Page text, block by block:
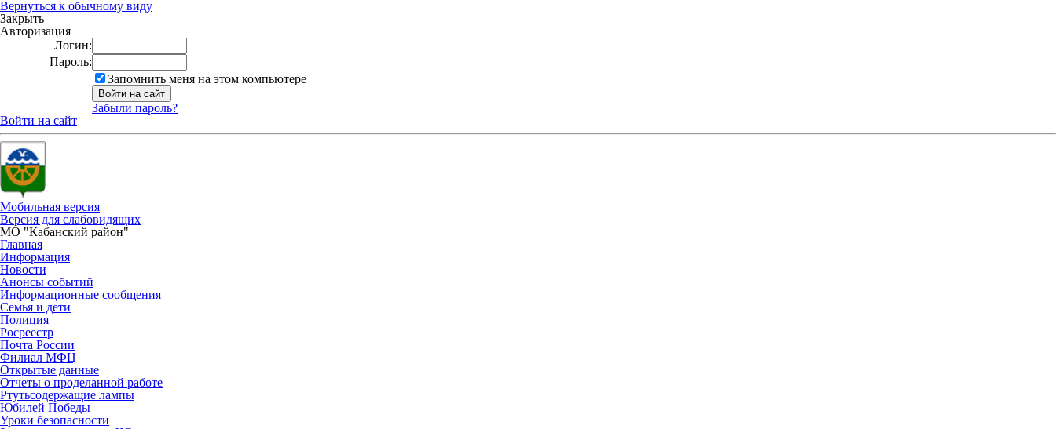
Вернуться к обычному виду
Закрыть
Авторизация
Логин:
Пароль:
Запомнить меня на этом компьютере
Забыли пароль?
Войти на сайт
Мобильная версия
Версия для слабовидящих
МО "Кабанский район"
Главная
Информация
Новости
Анонсы событий
Информационные сообщения
Семья и дети
Полиция
Росреестр
Почта России
Филиал МФЦ
Открытые данные
Отчеты о проделанной работе
Ртутьсодержащие лампы
Юбилей Победы
Уроки безопасности